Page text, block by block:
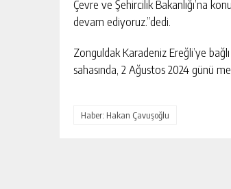
Çevre ve Şehircilik Bakanlığı’na
devam ediyoruz.”dedi.
Zonguldak Karadeniz Ereğli’ye
sahasında, 2 Ağustos 2024 günü
Haber: Hakan Çavuşoğlu